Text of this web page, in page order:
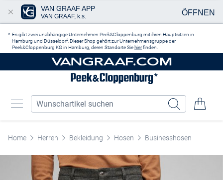
Es gibt zwei unabhängige Unternehmen Peek&Cloppenburg mit ihren Hauptsitzen in
Hamburg und Düsseldorf. Dieser Shop gehört zur Unternehmensgruppe der
Peek&Cloppenburg KG in Hamburg, deren Standorte Sie hierfinden.
Home Herren Bekleidung Hosen Businesshosen
VAN GRAAF APP
VAN GRAAF, k.s. ÖFFNEN